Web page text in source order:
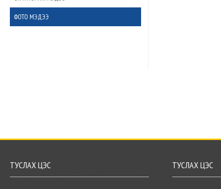
ФОТО МЭДЭЭ
ТУСЛАХ ЦЭС ТУСЛАХ ЦЭС